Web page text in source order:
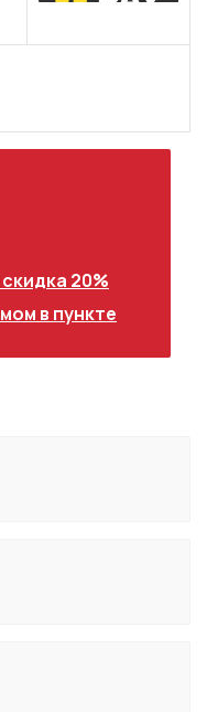
20%
в пункте